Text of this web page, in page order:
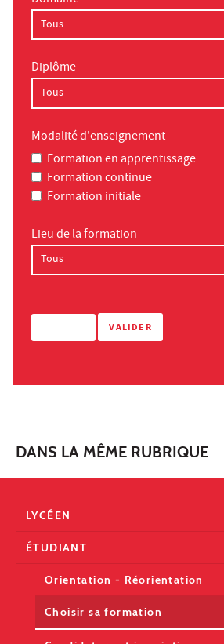
Diplôme
Modalité d'enseignement
Formation en apprentissage
Formation continue
Formation initiale
Lieu de la formation
DANS LA MÊME RUBRIQUE
LYCÉEN
ÉTUDIANT
Orientation - Réorientation
Choisir sa formation